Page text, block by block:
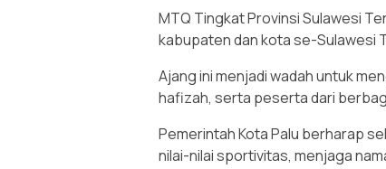
MTQ Tingkat Provinsi Sulawesi
kabupaten dan kota se-Sulawesi
Ajang ini menjadi wadah untuk
hafizah, serta peserta dari
Pemerintah Kota Palu berharap
nilai-nilai sportivitas, menjaga